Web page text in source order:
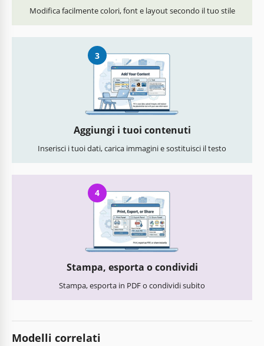
Modifica facilmente colori, font e layout secondo il tuo stile
3
Aggiungi i tuoi contenuti
Inserisci i tuoi dati, carica immagini e sostituisci il testo
4
Stampa, esporta o condividi
Stampa, esporta in PDF o condividi subito
Modelli correlati